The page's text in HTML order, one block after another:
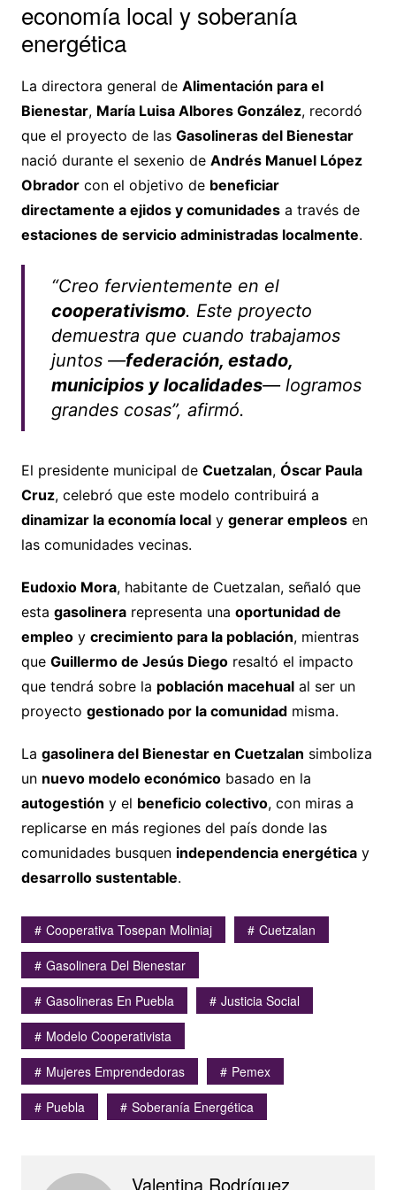
economía local y soberanía
energética
La directora general de Alimentación para el
Bienestar, María Luisa Albores González, recordó
que el proyecto de las Gasolineras del Bienestar
nació durante el sexenio de Andrés Manuel López
Obradorcon el objetivo de beneficiar
directamente a ejidos y comunidadesa través de
estaciones de servicio administradas localmente.
“Creo fervientemente en el
cooperativismo. Este proyecto
demuestra que cuando trabajamos
juntos —federación, estado,
municipios y localidades— logramos
grandes cosas”, afirmó.
El presidente municipal de Cuetzalan, Óscar Paula
Cruz, celebró que este modelo contribuirá a
dinamizar la economía localy generar empleosen
las comunidades vecinas.
Eudoxio Mora, habitante de Cuetzalan, señaló que
esta gasolinerarepresenta una oportunidad de
empleoy crecimiento para la población, mientras
que Guillermo de Jesús Diegoresaltó el impacto
que tendrá sobre la población macehualal ser un
proyecto gestionado por la comunidadmisma.
La gasolinera del Bienestar en Cuetzalan simboliza
un nuevo modelo económicobasado en la
autogestión y el beneficio colectivo, con miras a
replicarse en más regiones del país donde las
comunidades busquen independencia energéticay
desarrollo sustentable.
Cooperativa Tosepan Moliniaj
Cuetzalan
Gasolinera Del Bienestar
Gasolineras En Puebla
Justicia Social
Modelo Cooperativista
Mujeres Emprendedoras
Pemex
Puebla
Soberanía Energética
Valentina Rodríguez